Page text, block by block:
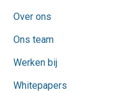
Over ons
Ons team
Werken bij
Whitepapers